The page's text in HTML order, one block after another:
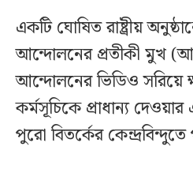
একটি ঘোষিত রাষ্ট্রীয়
আন্দোলনের প্রতীকী মুখ
আন্দোলনের ভিডিও সরিয়ে
কর্মসূচিকে প্রাধান্য দেওয়ার
পুরো বিতর্কের